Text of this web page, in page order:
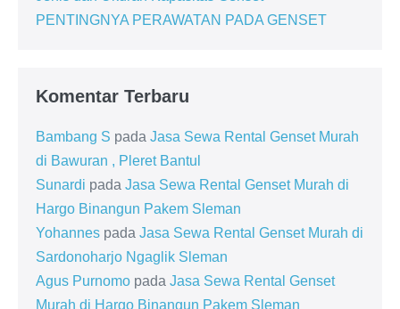
PENTINGNYA PERAWATAN PADA GENSET
Komentar Terbaru
Bambang S pada Jasa Sewa Rental Genset Murah
di Bawuran , Pleret Bantul
Sunardi pada Jasa Sewa Rental Genset Murah di
Hargo Binangun Pakem Sleman
Yohannes pada Jasa Sewa Rental Genset Murah di
Sardonoharjo Ngaglik Sleman
Agus Purnomo pada Jasa Sewa Rental Genset
Murah di Hargo Binangun Pakem Sleman